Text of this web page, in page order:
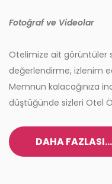
Fotoğraf ve Videolar
Otelimize ait görüntüler
değerlendirme, izlenim
Memnun kalacağınıza
düştüğünde sizleri Otel
DAHA FAZLASI...